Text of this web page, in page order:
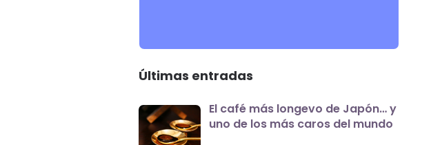
Últimas entradas
El café más longevo de Japón… y
uno de los más caros del mundo